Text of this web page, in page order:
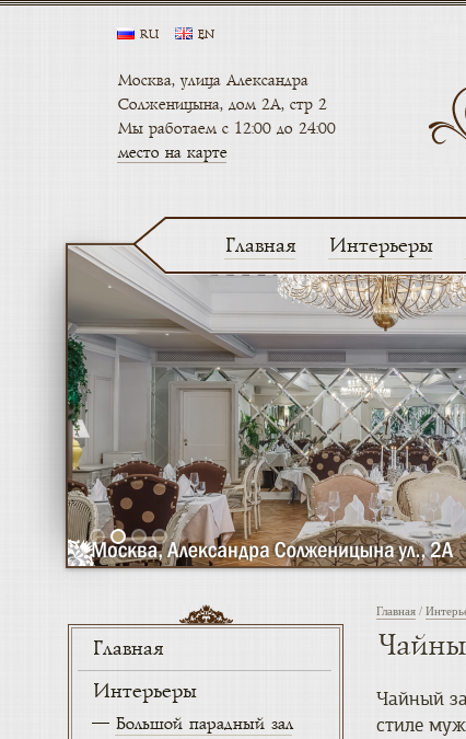
RU EN
Москва, улица Александра
Солженицына, дом 2А, стр 2
Мы работаем с 12:00 до 24:00
место на карте
Главная Интерьеры
Главная
Интерьеры
Большой парадный зал
Главная /
Чайный
стиле